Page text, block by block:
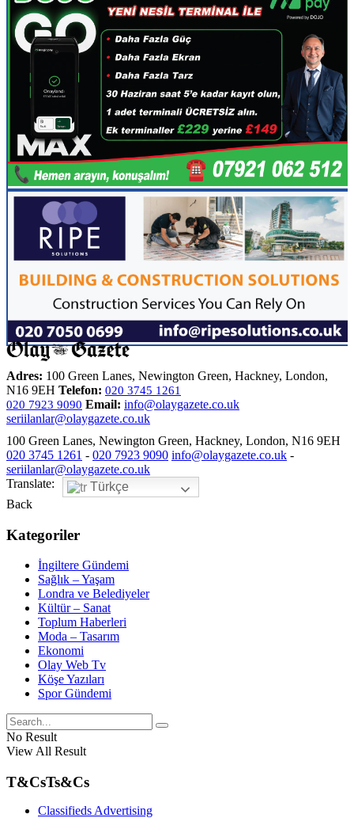
Adres: 100 Green Lanes, Newington Green, Hackney, London,
N16 9EH Telefon: 020 3745 1261
020 7923 9090 Email: info@olaygazete.co.uk
seriilanlar@olaygazete.co.uk
100 Green Lanes, Newington Green, Hackney, London, N16 9EH
020 3745 1261 - 020 7923 9090 info@olaygazete.co.uk -
seriilanlar@olaygazete.co.uk
Translate:
Türkçe
Back
Kategoriler
İngiltere Gündemi
Sağlık – Yaşam
Londra ve Belediyeler
Kültür – Sanat
Toplum Haberleri
Moda – Tasarım
Ekonomi
Olay Web Tv
Köşe Yazıları
Spor Gündemi
No Result
View All Result
T&CsTs&Cs
Classifieds Advertising